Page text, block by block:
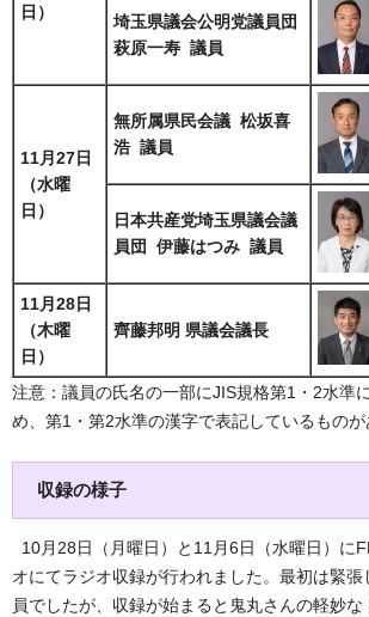
日）
埼玉県議会公明党議員団
萩原一寿 議員
11月27日
（水曜
日）
無所属県民会議 松坂喜
浩 議員
日本共産党埼玉県議会議
員団 伊藤はつみ 議員
11月28日
（木曜
日）
齊藤邦明 県議会議長
注意：議員の氏名の一部にJIS規格第1・2水準
め、第1・第2水準の漢字で表記しているものが
収録の様子
10月28日（月曜日）と11月6日（水曜日）に
オにてラジオ収録が行われました。最初は緊
員でしたが、収録が始まると鬼丸さんの軽妙